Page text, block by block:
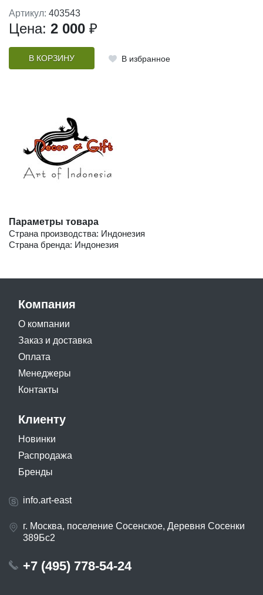
Артикул: 403543
Цена: 2 000 ₽
В КОРЗИНУ В избранное
Параметры товара
Страна производства: Индонезия
Страна бренда: Индонезия
Компания
О компании
Заказ и доставка
Оплата
Менеджеры
Контакты
Клиенту
Новинки
Распродажа
Бренды
info.art-east
г. Москва, поселение Сосенское, Деревня Сосенки
389Бс2
+7 (495) 778-54-24